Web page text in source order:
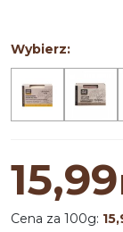
Wybierz:
15,99
Cena za 100g: